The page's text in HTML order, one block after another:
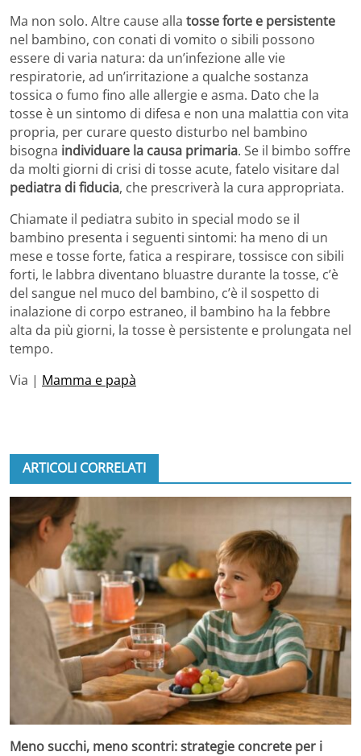
Ma non solo. Altre cause alla tosse forte e persistente
nel bambino, con conati di vomito o sibili possono
essere di varia natura: da un’infezione alle vie
respiratorie, ad un’irritazione a qualche sostanza
tossica o fumo fino alle allergie e asma. Dato che la
tosse è un sintomo di difesa e non una malattia con vita
propria, per curare questo disturbo nel bambino
bisogna individuare la causa primaria. Se il bimbo soffre
da molti giorni di crisi di tosse acute, fatelo visitare dal
pediatra di fiducia, che prescriverà la cura appropriata.
Chiamate il pediatra subito in special modo se il
bambino presenta i seguenti sintomi: ha meno di un
mese e tosse forte, fatica a respirare, tossisce con sibili
forti, le labbra diventano bluastre durante la tosse, c’è
del sangue nel muco del bambino, c’è il sospetto di
inalazione di corpo estraneo, il bambino ha la febbre
alta da più giorni, la tosse è persistente e prolungata nel
tempo.
Via | Mamma e papà
ARTICOLI CORRELATI
Meno succhi, meno scontri: strategie concrete per i